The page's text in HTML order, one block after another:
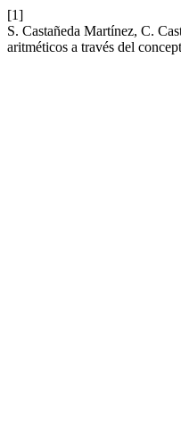
[1]
S. Castañeda Martínez, C.
aritméticos a través del